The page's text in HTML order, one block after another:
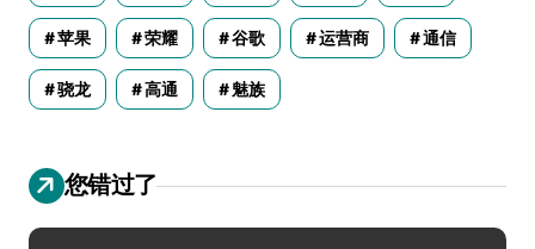
苹果 荣耀 谷歌 运营商 通信
骁龙 高通 魅族
您错过了